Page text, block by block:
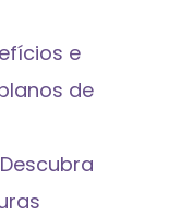
e
de